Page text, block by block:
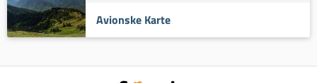
Avionske Karte